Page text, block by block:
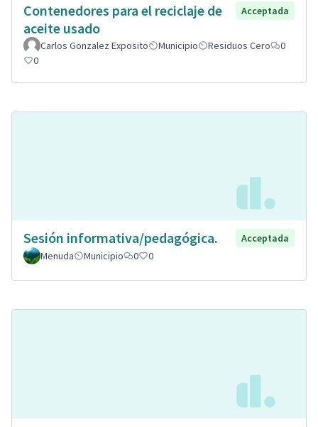
Contenedores para el reciclaje de
aceite usado
Acceptada
Carlos Gonzalez Exposito Municipio Residuos Cero
0
0
Sesión informativa/pedagógica.
Acceptada
Menuda
Municipio 0 0